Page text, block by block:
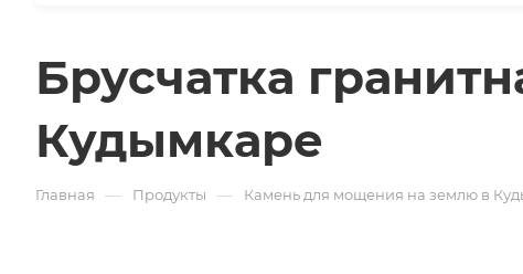
Брусчатка
Кудымкаре
Главная — Продукты — Камень для мощения на землю в